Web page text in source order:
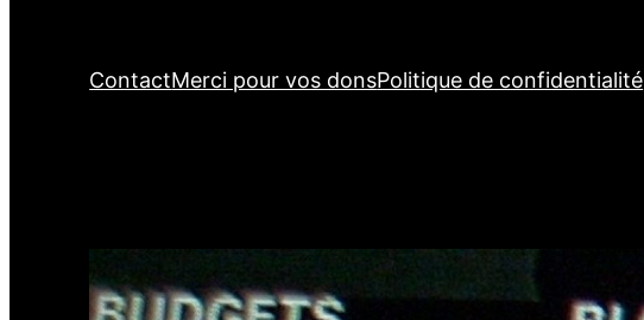
ContactMerci pour vos donsPolitique de confidentialité